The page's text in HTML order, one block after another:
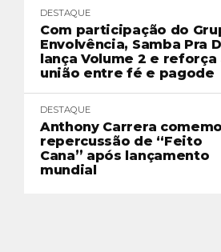
DESTAQUE
Com participação do
Envolvência, Samba Pra
lança Volume 2 e reforça
união entre fé e pagode
DESTAQUE
Anthony Carrera
repercussão de “Feito
Cana” após lançamento
mundial